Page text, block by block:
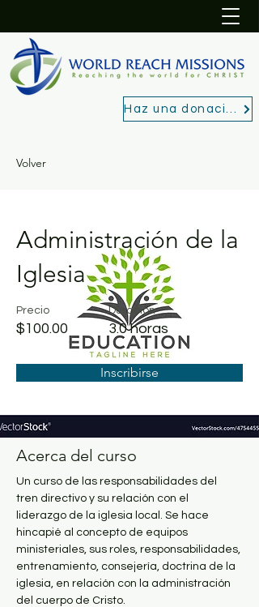
Haz una donación
Volver
Administración de la
Iglesia
Precio
$100.00
Duración
3.0 horas
Inscribirse
Acerca del curso
Un curso de las responsabilidades del
tren directivo y su relación con el
liderazgo de la iglesia local. Se hace
hincapié al concepto de equipos
ministeriales, sus roles, responsabilidades,
entrenamiento, consejería, doctrina de la
iglesia, en relación con la administración
del cuerpo de Cristo.